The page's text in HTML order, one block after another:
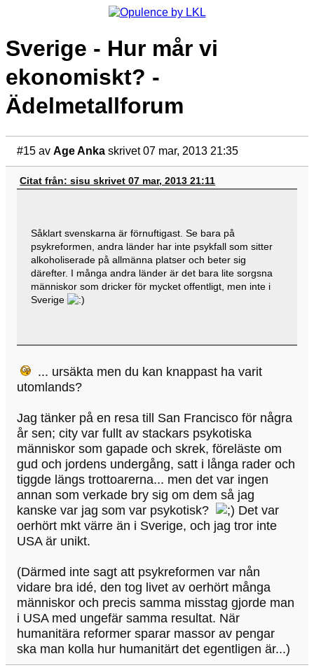
Sverige - Hur mår vi
ekonomiskt? -
Ädelmetallforum
#15 av Age Anka skrivet 07 mar, 2013 21:35
Citat från: sisu skrivet 07 mar, 2013 21:11
Såklart svenskarna är förnuftigast. Se bara på
psykreformen, andra länder har inte psykfall som sitter
alkoholiserade på allmänna platser och beter sig
därefter. I många andra länder är det bara lite sorgsna
människor som dricker för mycket offentligt, men inte i
Sverige
... ursäkta men du kan knappast ha varit
utomlands?
Jag tänker på en resa till San Francisco för några
år sen; city var fullt av stackars psykotiska
människor som gapade och skrek, föreläste om
gud och jordens undergång, satt i långa rader och
tiggde längs trottoarerna... men det var ingen
annan som verkade bry sig om dem så jag
kanske var jag som var psykotisk?
Det var
oerhört mkt värre än i Sverige, och jag tror inte
USA är unikt.
(Därmed inte sagt att psykreformen var nån
vidare bra idé, den tog livet av oerhört många
människor och precis samma misstag gjorde man
i USA med ungefär samma resultat. När
humanitära reformer sparar massor av pengar
ska man kolla hur humanitärt det egentligen är...)